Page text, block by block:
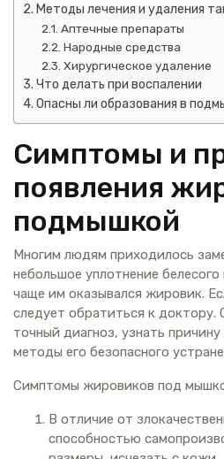
Методы лечения и удаления
Аптечные препараты
Народные средства
Хирургическое удаление
Что делать при воспалении
Опасны ли образования в
Симптомы и
появления
подмышкой
Многим людям приходилось
небольшое уплотнение
чаще им оказывался жировик.
следует обратиться к
точный диагноз, узнать
методы его безопасного
Симптомы жировиков под
В отличие от
способностью